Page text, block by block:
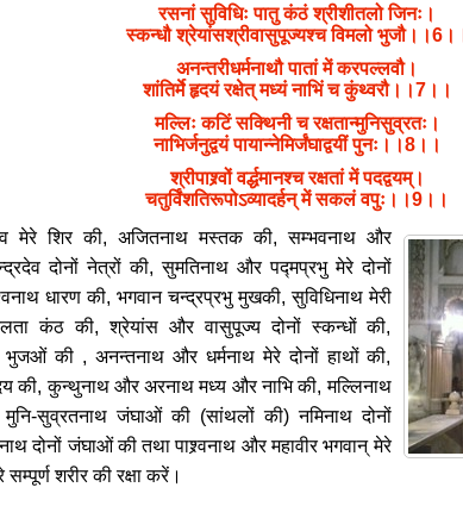
रसनां सुविधिः पातु कंठं श्रीशीतलो जिनः।
स्कन्धौ श्रेयांसश्रीवासुपूज्यश्च विमलो
अनन्तरीधर्मनाथौ पातां में करपल्लवौ।
शांतिर्मे हृदयं रक्षेत् मध्यं नाभिं च कुंथ्वरौ।।7।।
मल्लिः कटिं सक्थिनी च रक्षतान्मुनिसुव्रतः।
नाभिर्जनुद्वयं पायान्नेमिर्जंघाद्वयीं पुनः।।8।।
श्रीपाश्र्वों वर्द्धमानश्च रक्षतां में पदद्वयम्।
चतुर्विंशतिरूपोऽव्यादर्हन् में सकलं वपुः।।9।।
मेरे शिर की, अजितनाथ मस्तक की, सम्भवनाथ और
दोनों नेत्रों की, सुमतिनाथ और पद्मप्रभु मेरे दोनों
धारण की, भगवान चन्द्रप्रभु मुखकी, सुविधिनाथ मेरी
कंठ की, श्रेयांस और वासुपूज्य दोनों स्कन्धों की,
भुजओं की , अनन्तनाथ और धर्मनाथ मेरे दोनों हाथों की,
की, कुन्थुनाथ और अरनाथ मध्य और नाभि की, मल्लिनाथ
सुव्रतनाथ जंघाओं की (सांथलों की) नमिनाथ दोनों
दोनों जंघाओं की तथा पाश्र्वनाथ और महावीर भगवान् मेरे
शरीर की रक्षा करें।